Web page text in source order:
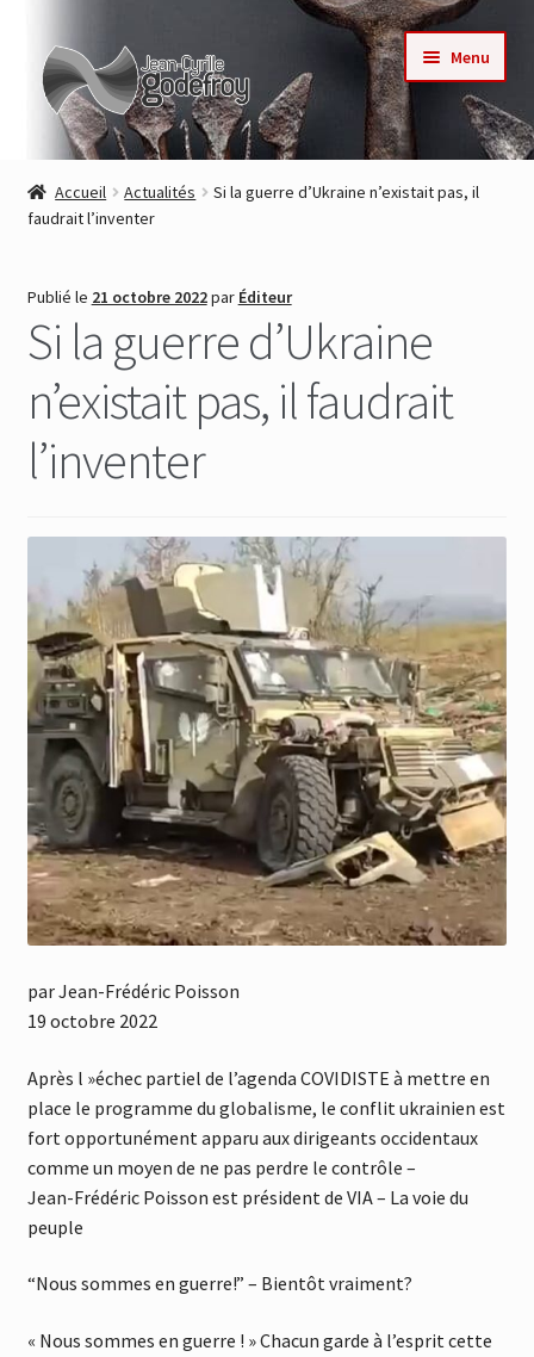
Aller
navigation
Aller
au
contenu
Menu
Accueil
Nos collections
Auteurs
Actualités
Contact
Commande
Accueil Actualités
Si la guerre d’Ukraine n’existait pas, il
faudrait l’inventer
Publié le 21 octobre 2022par Éditeur
Si la guerre d’Ukraine
n’existait pas, il faudrait
l’inventer
par Jean-Frédéric Poisson
19 octobre 2022
Après l »échec partiel de l’agenda COVIDISTE à mettre en
place le programme du globalisme, le conflit ukrainien est
fort opportunément apparu aux dirigeants occidentaux
comme un moyen de ne pas perdre le contrôle –
Jean-Frédéric Poisson est président de VIA – La voie du
peuple
“Nous sommes en guerre!” – Bientôt vraiment?
« Nous sommes en guerre ! » Chacun garde à l’esprit cette